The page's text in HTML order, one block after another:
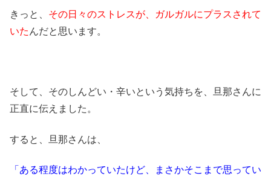
きっと、 その日々のストレスが、ガルガルにプラスされて
いた んだと思います。
そして、そのしんどい・辛いという気持ちを、旦那さんに
正直に伝えました。
すると、旦那さんは、
「ある程度はわかっていたけど、まさかそこまで思ってい